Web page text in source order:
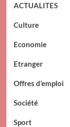
ACTUALITES
Culture
Economie
Etranger
Offres d’emploi
Société
Sport